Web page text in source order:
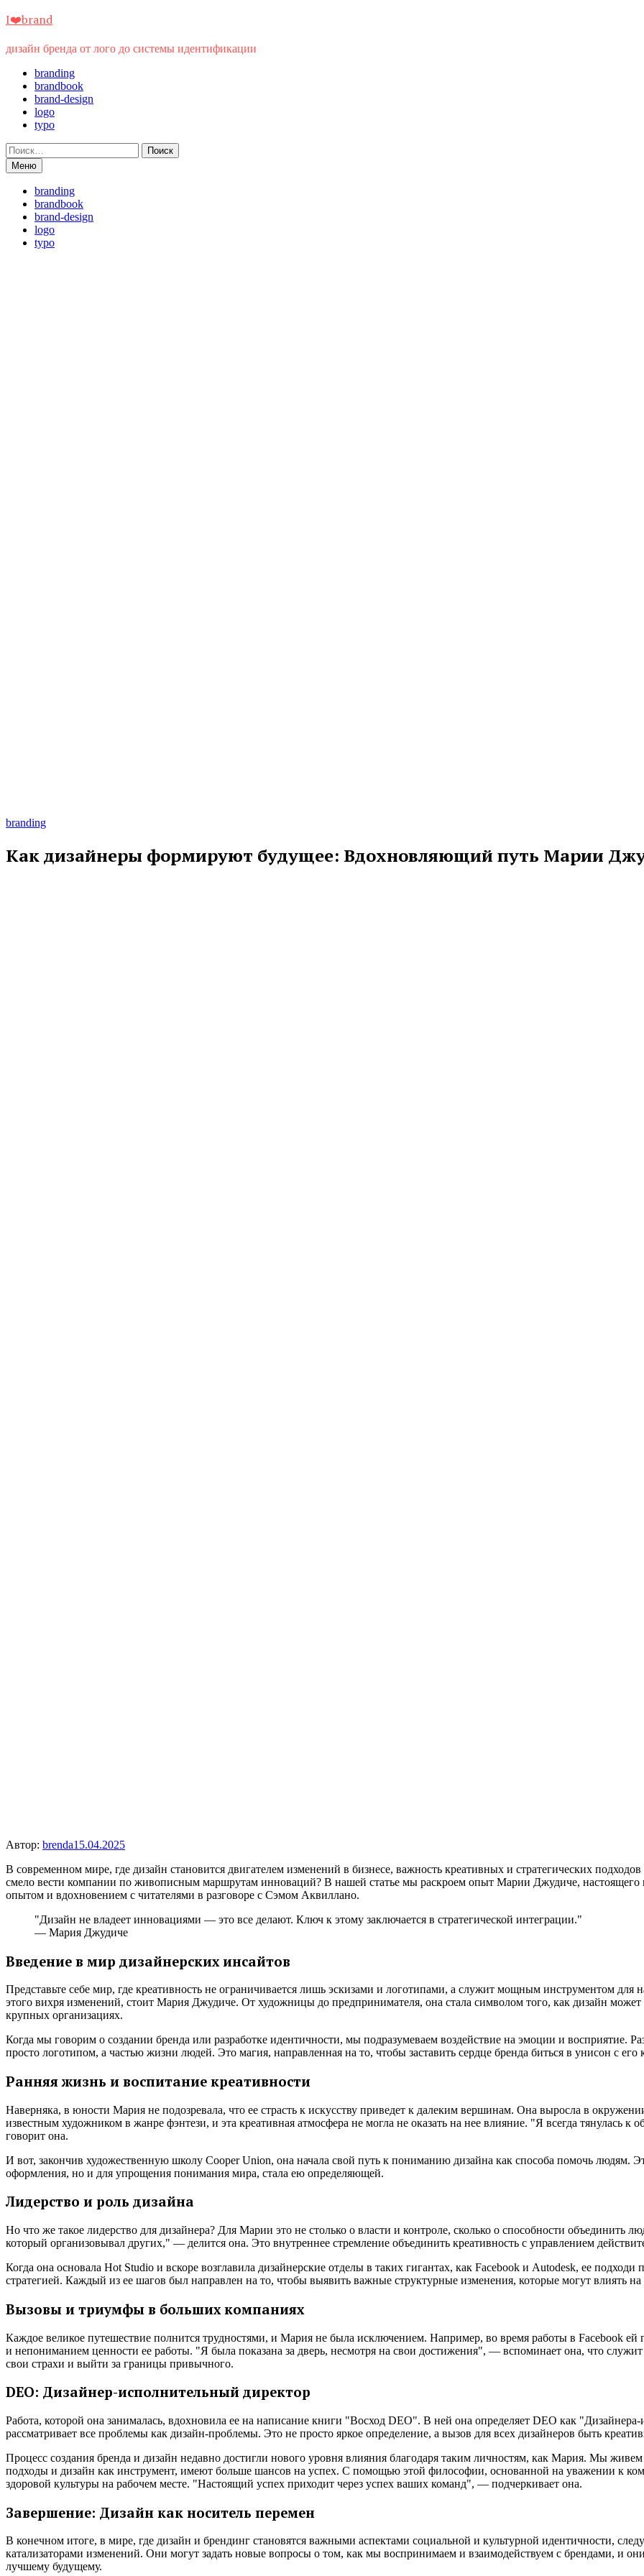
Перейти
содержимому
I❤️brand
дизайн бренда от лого до системы идентификации
branding
brandbook
brand-design
logo
typo
Найти:
Меню
branding
brandbook
brand-design
logo
typo
branding
Как дизайнеры формируют будущее: Вдохновляющий путь Марии
Автор: brenda15.04.2025
В современном мире, где дизайн становится двигателем изменений в бизнесе, важность креативных и стратегических
смело вести компании по живописным маршрутам инноваций? В нашей статье мы раскроем опыт Марии Джудиче, настоящего
опытом и вдохновением с читателями в разговоре с Сэмом Аквиллано.
"Дизайн не владеет инновациями — это все делают. Ключ к этому заключается в стратегической интеграции."
— Мария Джудиче
Введение в мир дизайнерских инсайтов
Представьте себе мир, где креативность не ограничивается лишь эскизами и логотипами, а служит мощным инструментом для
этого вихря изменений, стоит Мария Джудиче. От художницы до предпринимателя, она стала символом того, как дизайн
крупных организациях.
Когда мы говорим о создании бренда или разработке идентичности, мы подразумеваем воздействие на эмоции и восприятие.
просто логотипом, а частью жизни людей. Это магия, направленная на то, чтобы заставить сердце бренда биться в унисон с его
Ранняя жизнь и воспитание креативности
Наверняка, в юности Мария не подозревала, что ее страсть к искусству приведет к далеким вершинам. Она выросла в
известным художником в жанре фэнтези, и эта креативная атмосфера не могла не оказать на нее влияние. "Я всегда тянулась
говорит она.
И вот, закончив художественную школу Cooper Union, она начала свой путь к пониманию дизайна как способа помочь людям.
оформления, но и для упрощения понимания мира, стала ею определяющей.
Лидерство и роль дизайна
Но что же такое лидерство для дизайнера? Для Марии это не столько о власти и контроле, сколько о способности объединить
который организовывал других," — делится она. Это внутреннее стремление объединить креативность с управлением
Когда она основала Hot Studio и вскоре возглавила дизайнерские отделы в таких гигантах, как Facebook и Autodesk, ее
стратегией. Каждый из ее шагов был направлен на то, чтобы выявить важные структурные изменения, которые могут влиять на
Вызовы и триумфы в больших компаниях
Каждое великое путешествие полнится трудностями, и Мария не была исключением. Например, во время работы в Facebook
и непониманием ценности ее работы. "Я была показана за дверь, несмотря на свои достижения", — вспоминает она, что
свои страхи и выйти за границы привычного.
DEO: Дизайнер-исполнительный директор
Работа, которой она занималась, вдохновила ее на написание книги "Восход DEO". В ней она определяет DEO как
рассматривает все проблемы как дизайн-проблемы. Это не просто яркое определение, а вызов для всех дизайнеров быть
Процесс создания бренда и дизайн недавно достигли нового уровня влияния благодаря таким личностям, как Мария. Мы
подходы и дизайн как инструмент, имеют больше шансов на успех. С помощью этой философии, основанной на уважении к
здоровой культуры на рабочем месте. "Настоящий успех приходит через успех ваших команд", — подчеркивает она.
Завершение: Дизайн как носитель перемен
В конечном итоге, в мире, где дизайн и брендинг становятся важными аспектами социальной и культурной идентичности,
катализаторами изменений. Они могут задать новые вопросы о том, как мы воспринимаем и взаимодействуем с брендами, и
лучшему будущему.